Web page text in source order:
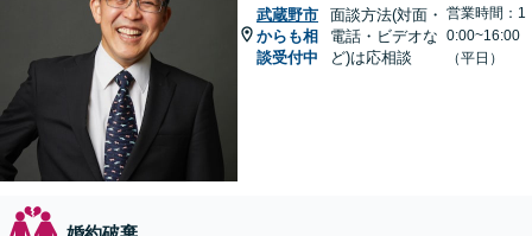
武蔵野市
からも相
談受付中
面談方法(対面・
電話・ビデオな
ど)は応相談
営業時間：1
0:00~16:00
（平日）